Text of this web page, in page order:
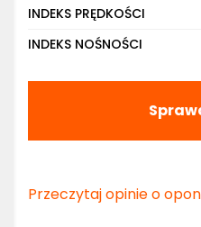
INDEKS PRĘDKOŚCI
INDEKS NOŚNOŚCI
Przeczytaj opinie o